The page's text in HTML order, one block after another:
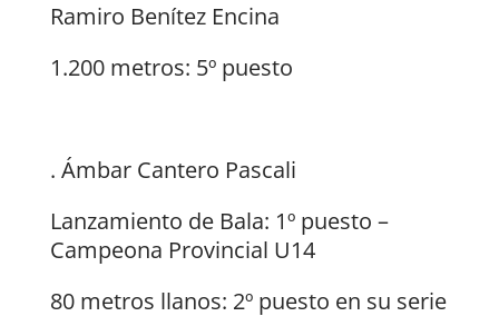
Ramiro Benítez Encina
1.200 metros: 5º puesto
. Ámbar Cantero Pascali
Lanzamiento de Bala: 1º puesto –
Campeona Provincial U14
80 metros llanos: 2º puesto en su serie